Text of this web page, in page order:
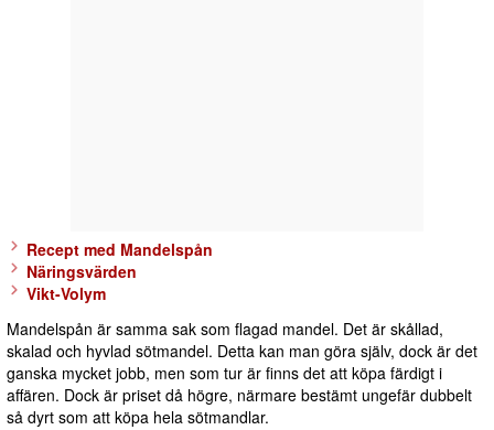
Recept med Mandelspån
Näringsvärden
Vikt-Volym
Mandelspån är samma sak som flagad mandel. Det är skållad,
skalad och hyvlad sötmandel. Detta kan man göra själv, dock är det
ganska mycket jobb, men som tur är finns det att köpa färdigt i
affären. Dock är priset då högre, närmare bestämt ungefär dubbelt
så dyrt som att köpa hela sötmandlar.